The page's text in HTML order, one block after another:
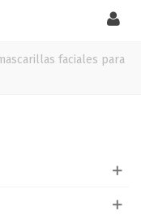
faciales para